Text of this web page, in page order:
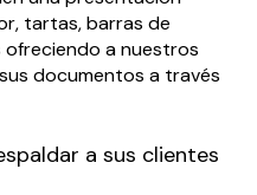
tartas, barras de
ofreciendo a nuestros
documentos a través
a sus clientes